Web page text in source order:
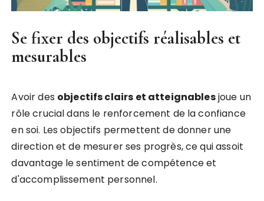
Se fixer des objectifs réalisables et
mesurables
Avoir des objectifs clairs et atteignablesjoue un
rôle crucial dans le renforcement de la confiance
en soi. Les objectifs permettent de donner une
direction et de mesurer ses progrès, ce qui assoit
davantage le sentiment de compétence et
d'accomplissement personnel.